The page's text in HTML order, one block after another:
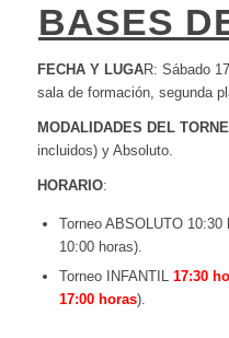
BASES
FECHA Y LUGAR: Sábado
sala de formación, segunda
MODALIDADES DEL
incluidos) y Absoluto.
HORARIO:
Torneo ABSOLUTO
10:00 horas).
Torneo INFANTIL 17:30
17:00 horas).